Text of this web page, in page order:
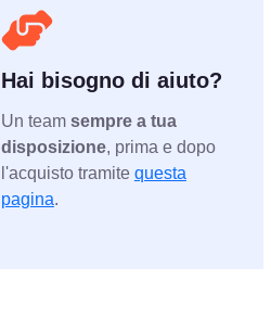
Hai bisogno di aiuto?
Un team sempre a tua
disposizione, prima e dopo
l'acquisto tramite questa
pagina.